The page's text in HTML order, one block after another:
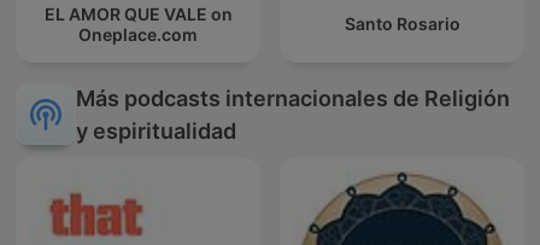
EL AMOR QUE VALE on
Oneplace.com
Santo Rosario
Más podcasts internacionales de Religión
y espiritualidad